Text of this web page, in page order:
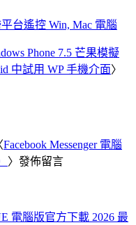
台遙控 Win, Mac 電腦
Phone 7.5 芒果模擬
中試用 WP 手機介面〉
Facebook Messenger 電腦
〉發佈留言
電腦版官方下載 2026 最